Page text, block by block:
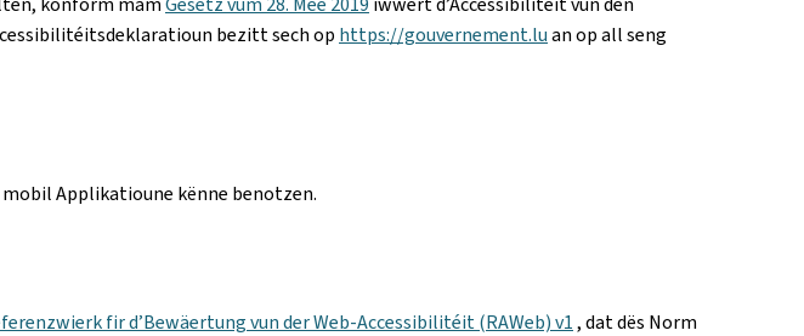
bezitt sech op https://gouvernement.luan op all seng
mobil Applikatioune kënne benotzen.
fir d’Bewäertung vun der Web-Accessibilitéit (RAWeb) v1, dat dës Norm